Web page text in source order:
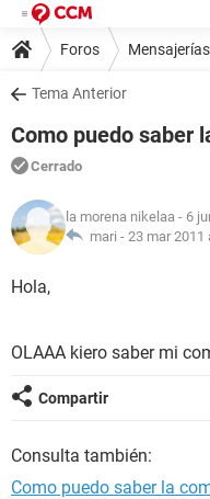
Foros
Tema Anterior
Como puedo saber
Cerrado
la morena nikelaa - 6
mari - 23 mar 2011
Hola,
OLAAA kiero saber mi
Compartir
Consulta también:
Como puedo saber la